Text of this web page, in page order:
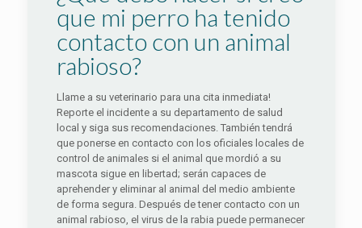
que mi perro ha tenido
contacto con un animal
rabioso?
Llame a su veterinario para una cita inmediata!
Reporte el incidente a su departamento de salud
local y siga sus recomendaciones. También tendrá
que ponerse en contacto con los oficiales locales de
control de animales si el animal que mordió a su
mascota sigue en libertad; serán capaces de
aprehender y eliminar al animal del medio ambiente
de forma segura. Después de tener contacto con un
animal rabioso, el virus de la rabia puede permanecer